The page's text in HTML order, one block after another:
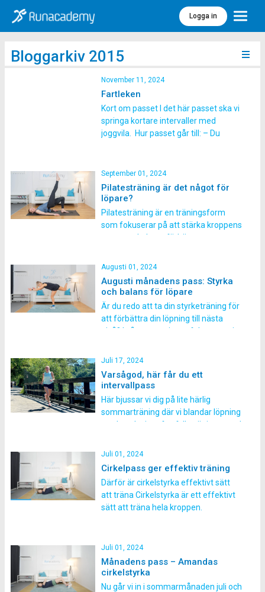
Logga in Meny
Bloggarkiv 2015
November 11, 2024
Fartleken
Kort om passet I det här passet ska vi
springa kortare intervaller med
joggvila. Hur passet går till: – Du
inleds med jogg, följt av dynamisk
rörlighet, löpskolning och
koordinationslopp. Till ljudfilen med
musik Tid på ljudfilen: 50 […]
September 01, 2024
Pilatesträning är det något för
löpare?
Pilatesträning är en träningsform
som fokuserar på att stärka kroppens
core-muskulatur, förbättra
samt öka kroppsmedvetenheten.
dig som löpare och det finns också
möjlighet att testa ett träningspass
anpassat för oss som springer.
Förbättrad bålstyrka och hållning
Augusti 01, 2024
Augusti månadens pass: Styrka
och balans för löpare
Är du redo att ta din styrketräning för
att förbättra din löpning till nästa
nivå? I vårt augustipass fokuserar vi
effektiva övningar för löpare. Under
Korhonen, kommer du att arbeta med
övningar som förbättrar din balans,
styrka och muskelaktivering […]
Juli 17, 2024
Varsågod, här får du ett
intervallpass
Här bjussar vi dig på lite härlig
sommarträning där vi blandar löpning
med styrka i ett fartfyllt träningspass!
så får du alla instruktioner via en
akt och testar på ett intervallpass
med oss. Gillade […]
Juli 01, 2024
Cirkelpass ger effektiv träning
Därför är cirkelstyrka effektivt sätt
att träna Cirkelstyrka är ett effektivt
sätt att träna hela kroppen.
med kort vila mellan varje övning.
Fördelen med detta upplägg är att
det ger effektiv träning då du kan
kombinera överkroppsövningar […]
Juli 01, 2024
Månadens pass – Amandas
cirkelstyrka
Nu går vi in i sommarmånaden juli och